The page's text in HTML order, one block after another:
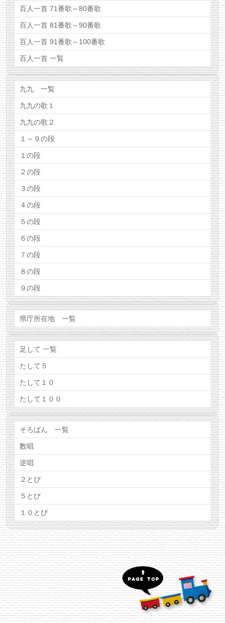
百人一首 71番歌～80番歌
百人一首 81番歌～90番歌
百人一首 91番歌～100番歌
百人一首 一覧
九九 一覧
九九の歌１
九九の歌２
１～９の段
１の段
２の段
３の段
４の段
５の段
６の段
７の段
８の段
９の段
県庁所在地 一覧
足して 一覧
たして５
たして１０
たして１００
そろばん 一覧
数唱
逆唱
２とび
５とび
１０とび